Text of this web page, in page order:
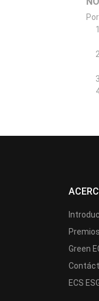
Premios
Green
ECS